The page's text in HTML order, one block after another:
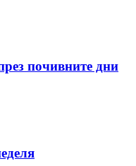
почивните дни